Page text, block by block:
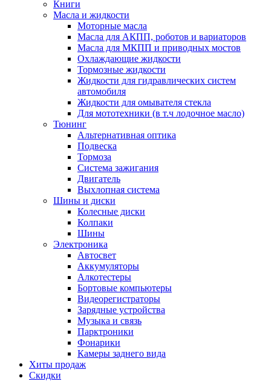
Книги
Масла и жидкости
Моторные масла
Масла для АКПП, роботов и вариаторов
Масла для МКПП и приводных мостов
Охлаждающие жидкости
Тормозные жидкости
Жидкости для гидравлических систем
автомобиля
Жидкости для омывателя стекла
Для мототехники (в т.ч лодочное масло)
Тюнинг
Альтернативная оптика
Подвеска
Тормоза
Система зажигания
Двигатель
Выхлопная система
Шины и диски
Колесные диски
Колпаки
Шины
Электроника
Автосвет
Аккумуляторы
Алкотестеры
Бортовые компьютеры
Видеорегистраторы
Зарядные устройства
Музыка и связь
Парктроники
Фонарики
Камеры заднего вида
Хиты продаж
Скидки